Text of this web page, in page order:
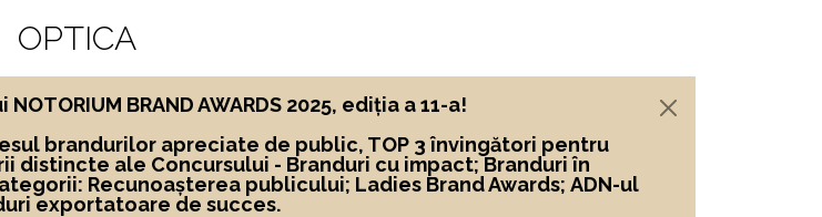
OPTICA
BRAND AWARDS 2025, ediția a 11-a!
brandurilor apreciate de public, TOP 3 învingători pentru
distincte ale Concursului - Branduri cu impact; Branduri în
Recunoașterea publicului; Ladies Brand Awards; ADN-ul
exportatoare de succes.